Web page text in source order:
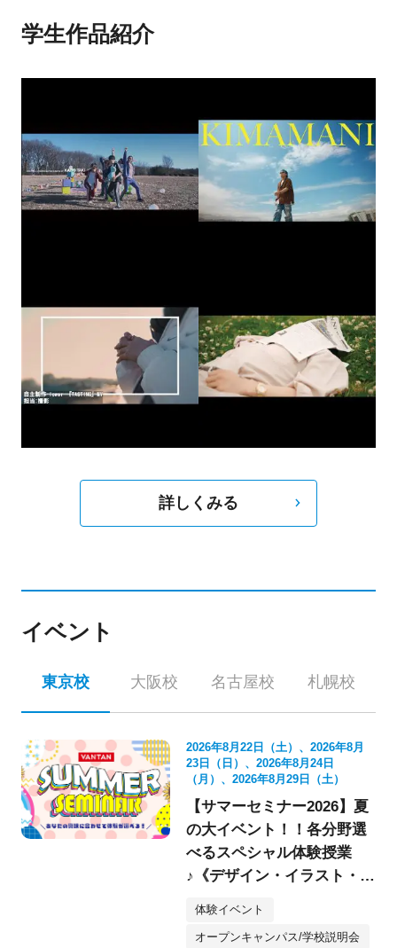
学生作品紹介
詳しくみる
イベント
東京校 大阪校 名古屋校 札幌校
2026年8月22日（土）、2026年8月
23日（日）、2026年8月24日
（月）、2026年8月29日（土）
【サマーセミナー2026】夏
の大イベント！！各分野選
べるスペシャル体験授業
♪《デザイン・イラスト・映
体験イベント
オープンキャンパス/学校説明会